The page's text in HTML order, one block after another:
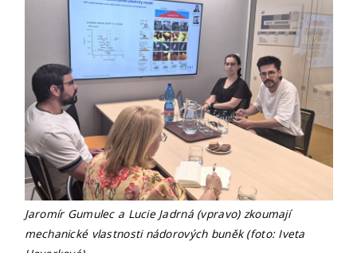
Jaromír Gumulec a Lucie Jadrná (vpravo) zkoumají
mechanické vlastnosti nádorových buněk (foto: Iveta